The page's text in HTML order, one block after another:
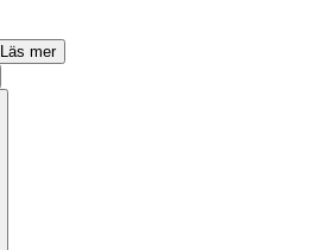
Läs mer